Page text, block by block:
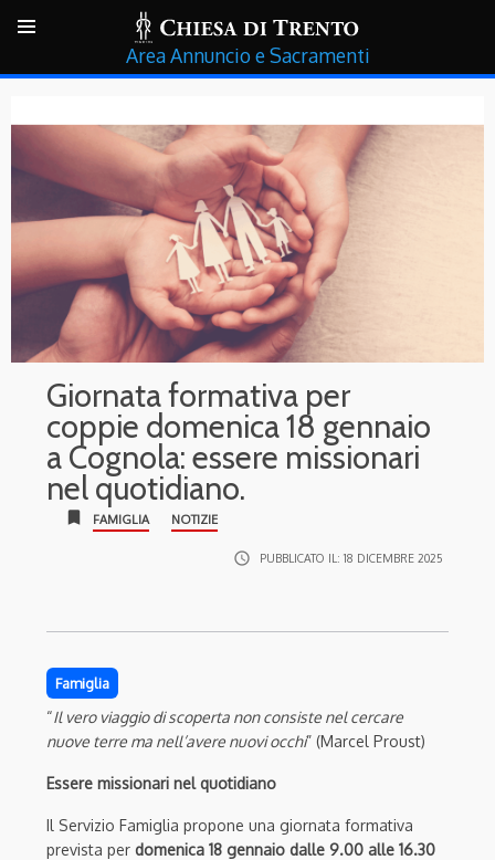
Annuncio e Sacramenti
Giornata formativa per
coppie domenica 18 gennaio
a Cognola: essere missionari
nel quotidiano.
bookmark FAMIGLIA NOTIZIE
access_time PUBBLICATO IL: 18 DICEMBRE 2025
Famiglia
“Il vero viaggio di scoperta non consiste nel cercare
nuove terre ma nell’avere nuovi occhi” (Marcel Proust)
Essere missionari nel quotidiano
Il Servizio Famiglia propone una giornata formativa
prevista per domenica 18 gennaio dalle 9.00 alle 16.30